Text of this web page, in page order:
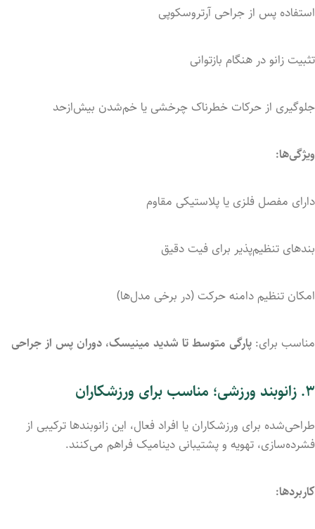
استفاده پس از جراحی آرتروسکوپی
تثبیت زانو در هنگام بازتوانی
جلوگیری از حرکات خطرناک چرخشی یا خم‌شدن بیش‌ازحد
ویژگی‌ها:
دارای مفصل فلزی یا پلاستیکی مقاوم
بندهای تنظیم‌پذیر برای فیت دقیق
امکان تنظیم دامنهحرکت (در برخی مدل‌ها)
مناسب برای: پارگی متوسطتا شدید مینیسک، دوران پس ازجراحی
۳. زانوبند ورزشی؛ مناسب برای ورزشکاران
طراحی‌شده برای ورزشکاران یا افراد فعال، این زانوبندها ترکیبی از
فشرده‌سازی، تهویه و پشتیبانی دینامیک فراهم می‌کنند.
کاربردها: